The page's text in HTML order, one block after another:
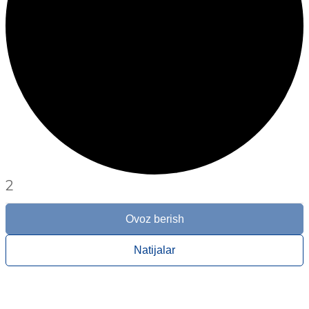
2
Ovoz berish
Natijalar